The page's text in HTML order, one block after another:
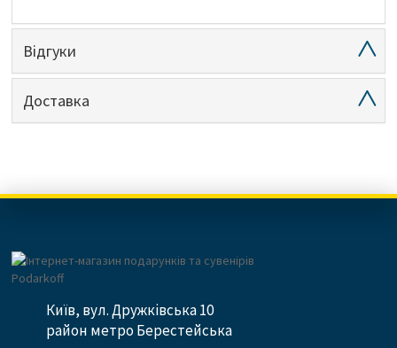
Відгуки
Доставка
Київ, вул. Дружківська 10
район метро Берестейська